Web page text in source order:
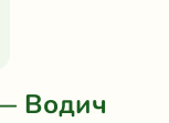
Водич